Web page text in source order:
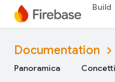
Build
Documentation
Panoramica